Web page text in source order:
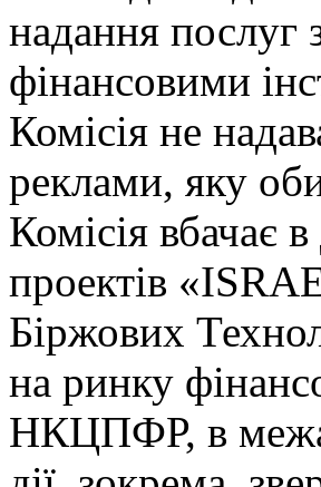
надання послуг
фінансовими
Комісія не
реклами, яку
Комісія вбачає
проектів
Біржових
на ринку
НКЦПФР, в межах